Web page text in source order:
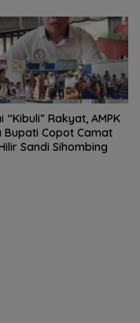
“Kibuli” Rakyat, AMPK
Bupati Copot Camat
Sandi Sihombing